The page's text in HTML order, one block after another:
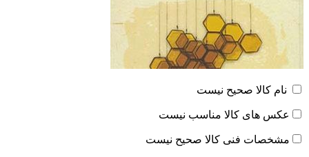
نام کالا صحیح نیست
عکس های کالا مناسب نیست
مشخصات فنی کالا صحیح نیست